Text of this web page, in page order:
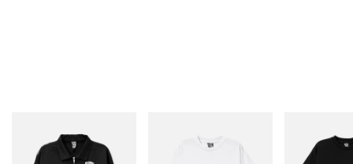
Billionaire Boys Club X Initial
D Cotton Jacket
Billionaire Boys Club X Initial
D Cotton T-Shirt 3
Billionaire
D Cotton T-